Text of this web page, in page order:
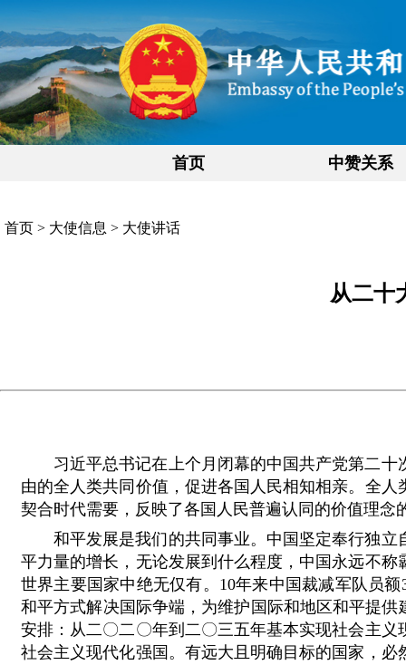
首页 中赞关系
首页 > 大使信息 > 大使讲话
从二十
习近平总书记在上个月闭幕的中国共产党第二
由的全人类共同价值，促进各国人民相知相亲。全
契合时代需要，反映了各国人民普遍认同的价值理
和平发展是我们的共同事业。中国坚定奉行独
平力量的增长，无论发展到什么程度，中国永远不
世界主要国家中绝无仅有。10年来中国裁减军队员
和平方式解决国际争端，为维护国际和地区和平提
安排：从二〇二〇年到二〇三五年基本实现社会主
社会主义现代化强国。有远大且明确目标的国家，